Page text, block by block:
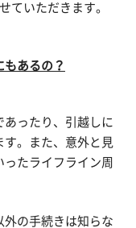
ていただきます。
あるの？
ったり、引越しに
す。また、意外と見
たライフライン周
の手続きは知らな